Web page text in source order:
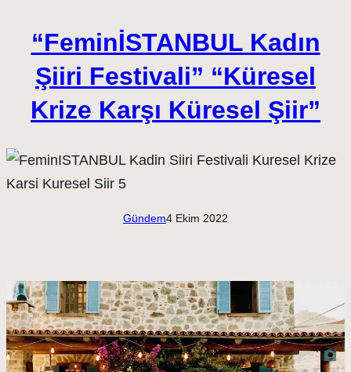
“FeminİSTANBUL Kadın
Şiiri Festivali” “Küresel
Krize Karşı Küresel Şiir”
Gündem4 Ekim 2022